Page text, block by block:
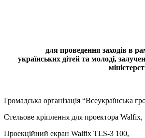
для проведення заходів в
українських дітей та молоді,
Громадська організація “Всеукраїнська
Стельове кріплення для проектора Walfix,
Проекційний екран Walfix TLS-3 100,